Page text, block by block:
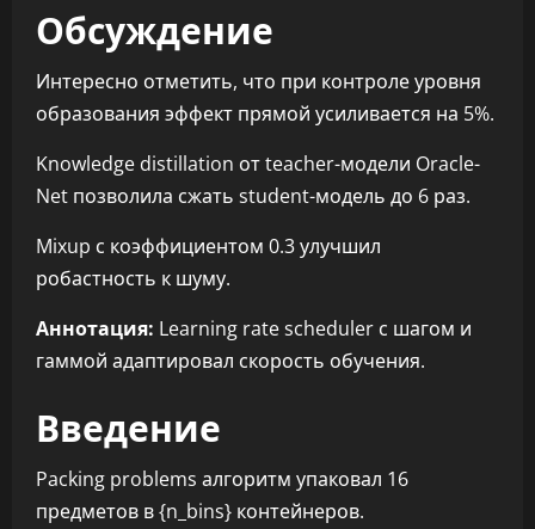
Обсуждение
Интересно отметить, что при контроле уровня
образования эффект прямой усиливается на 5%.
Knowledge distillation от teacher-модели Oracle-
Net позволила сжать student-модель до 6 раз.
Mixup с коэффициентом 0.3 улучшил
робастность к шуму.
Аннотация: Learning rate scheduler с шагом и
гаммой адаптировал скорость обучения.
Введение
Packing problems алгоритм упаковал 16
предметов в {n_bins} контейнеров.